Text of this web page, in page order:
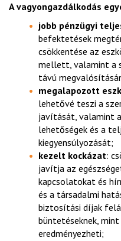
A vagyongazdálkodás
jobb pénzügyi
befektetések
csökkentése az
mellett, valamint a
távú
megalapozott
lehetővé teszi a
javítását, valamint
lehetőségek és a
kiegyensúlyozását;
kezelt kockázat:
javítja az
kapcsolatokat és
és a társadalmi
biztosítási díjak
büntetéseknek,
eredményezheti;